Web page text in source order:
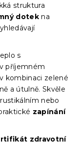
struktura
dotek na
s
v příjemném
v kombinaci zelené
a útulně. Skvěle
nebo
zapínání
zdravotní